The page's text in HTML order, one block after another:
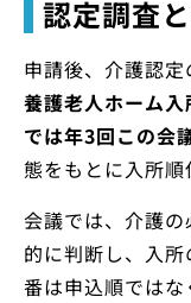
認定調査
申請後、介護認定
養護老人ホーム入
では年3回この会
態をもとに入所順
会議では、介護
的に判断し、入
番は申込順では